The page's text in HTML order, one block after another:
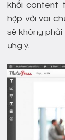
khối content
hợp với vài
sẽ không
ưng ý.